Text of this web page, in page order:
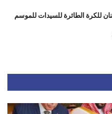
للكرة الطائرة للسيدات للموسم